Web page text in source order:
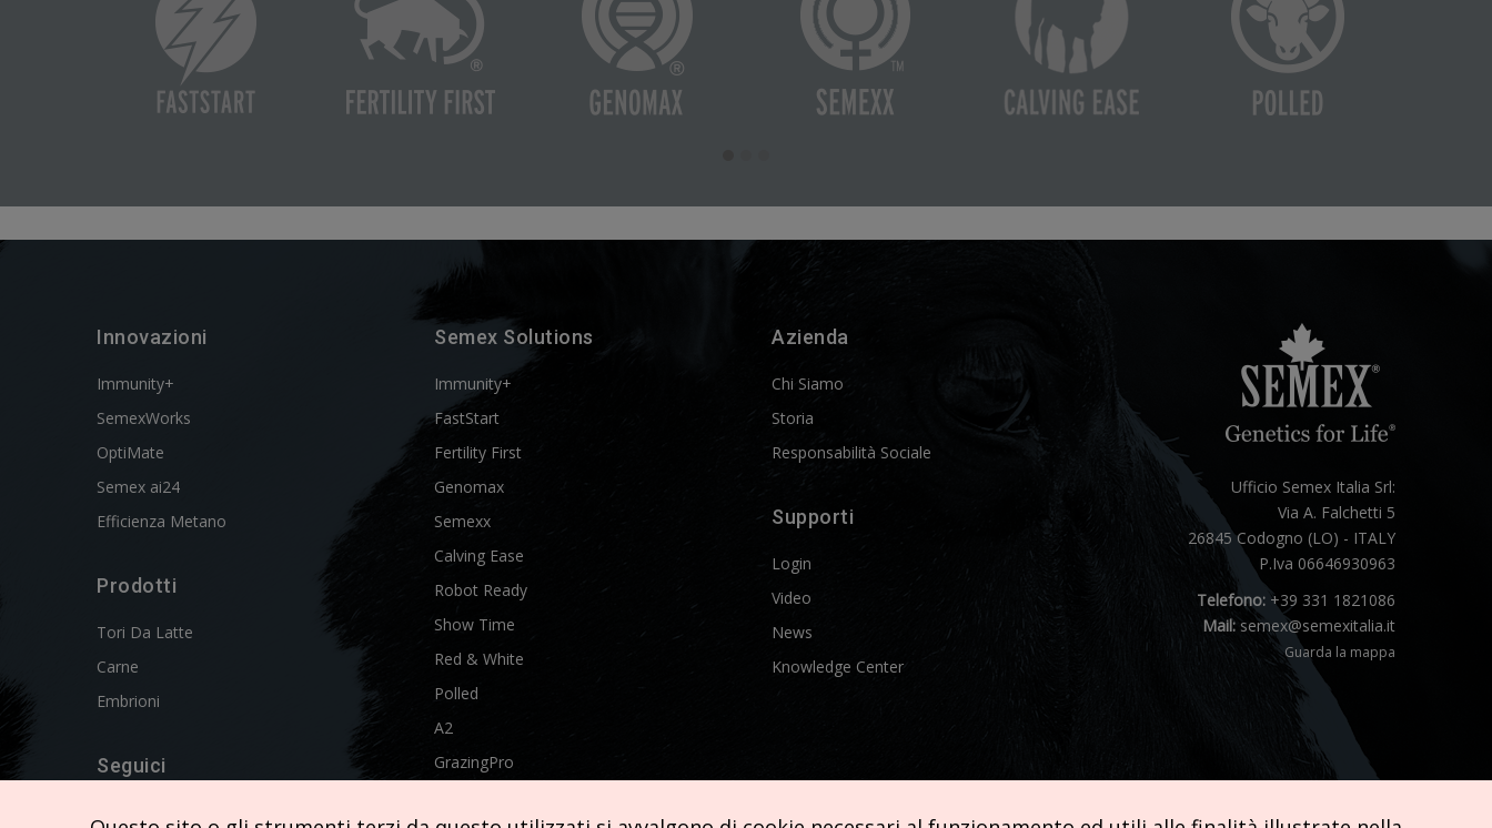
Innovazioni
Immunity+
SemexWorks
OptiMate
Semex ai24
Efficienza Metano
Prodotti
Tori Da Latte
Carne
Embrioni
Seguici
Semex Solutions
Immunity+
FastStart
Fertility First
Genomax
Semexx
Calving Ease
Robot Ready
Show Time
Red & White
Polled
A2
GrazingPro
Azienda
Chi Siamo
Storia
Responsabilità Sociale
Supporti
Login
Video
News
Knowledge Center
Ufficio Semex Italia Srl:
Via A. Falchetti 5
26845 Codogno (LO) - ITALY
P.Iva 06646930963
Telefono:+39 331 1821086
Mail: semex@semexitalia.it
Guarda la mappa